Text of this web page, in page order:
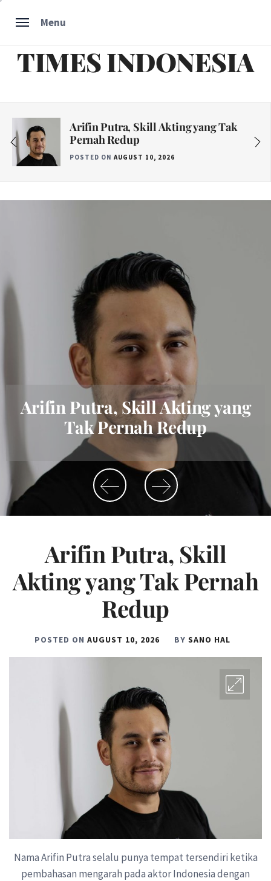
Menu
TIMES INDONESIA
Arifin Putra, Skill Akting yang Tak
Pernah Redup
POSTED ON AUGUST 10, 2026
Arifin Putra, Skill Akting yang
Tak Pernah Redup
Arifin Putra, Skill
Akting yang Tak Pernah
Redup
POSTED ON AUGUST 10, 2026 BY SANO HAL
Nama Arifin Putra selalu punya tempat tersendiri ketika
pembahasan mengarah pada aktor Indonesia dengan